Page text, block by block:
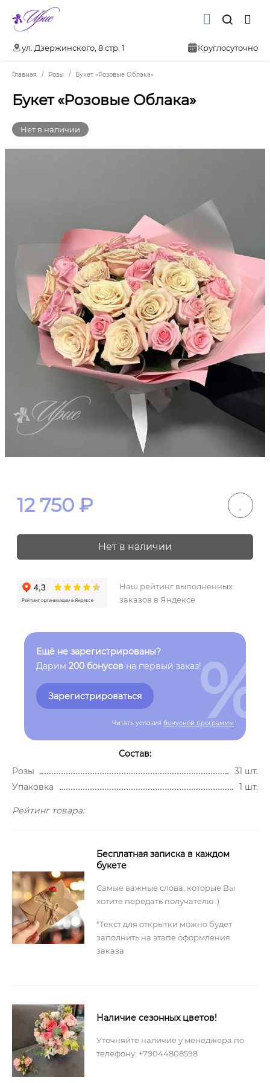
ул. Дзержинского, 8 стр. 1 Круглосуточно
Главная Розы Букет «Розовые Облака»
Букет «Розовые Облака»
Нет в наличии
12 750 ₽
Нет в наличии
Наш рейтинг выполненных
заказов в Яндексе
Ещё не зарегистрированы?
Дарим 200 бонусов на первый заказ!
Зарегистрироваться
Читать условия бонусной программы
%
Состав:
Розы
31 шт.
Упаковка
1 шт.
Рейтинг товара:
Бесплатная записка в каждом
букете
Самые важные слова, которые Вы
хотите передать получателю :)
*Текст для открытки можно будет
заполнить на этапе оформления
заказа
Наличие сезонных цветов!
Уточняйте наличие у менеджера по
телефону: +79044808598